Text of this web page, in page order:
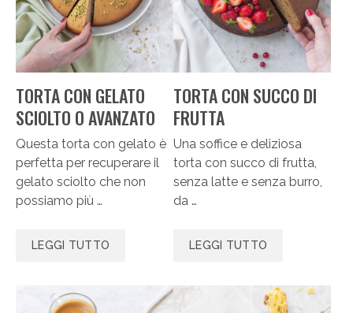
TORTA CON GELATO
SCIOLTO O AVANZATO
Questa torta con gelato è
perfetta per recuperare il
gelato sciolto che non
possiamo più …
LEGGI TUTTO
TORTA CON SUCCO DI
FRUTTA
Una soffice e deliziosa
torta con succo di frutta,
senza latte e senza burro,
da …
LEGGI TUTTO